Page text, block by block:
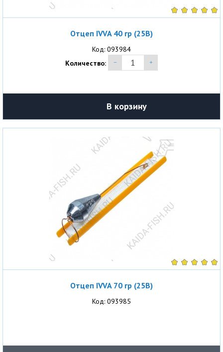
Отцеп IVVA 40 гр (25В)
Код: 093984
Количество:
В корзину
Отцеп IVVA 70 гр (25В)
Код: 093985